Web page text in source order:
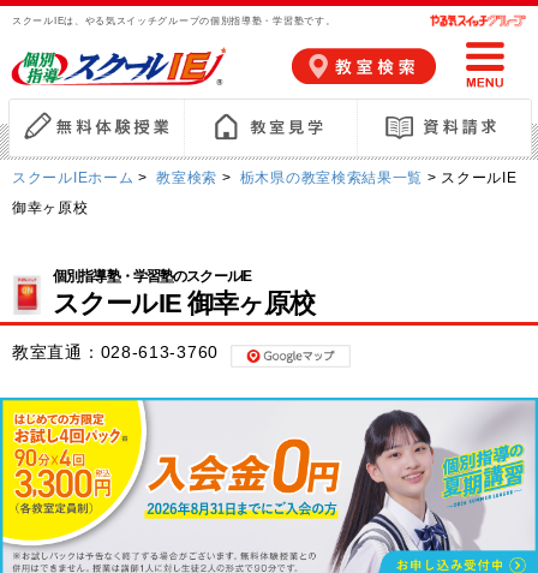
スクールIEは、やる気スイッチグループの個別指導塾・学習塾です。
スクールIEホーム > 教室検索 > 栃木県の教室検索結果一覧 > スクールIE
御幸ヶ原校
個別指導塾・学習塾のスクールIE
スクールIE 御幸ヶ原校
教室直通： 028-613-3760